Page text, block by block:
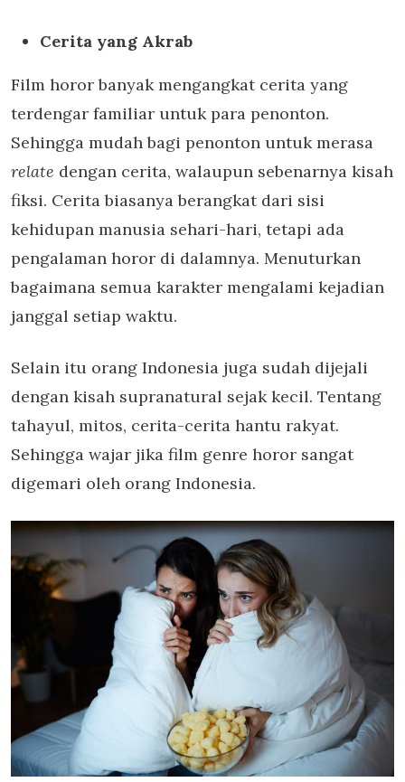
Cerita yang Akrab
Film horor banyak mengangkat cerita yang
terdengar familiar untuk para penonton.
Sehingga mudah bagi penonton untuk merasa
relate dengan cerita, walaupun sebenarnya kisah
fiksi. Cerita biasanya berangkat dari sisi
kehidupan manusia sehari-hari, tetapi ada
pengalaman horor di dalamnya. Menuturkan
bagaimana semua karakter mengalami kejadian
janggal setiap waktu.
Selain itu orang Indonesia juga sudah dijejali
dengan kisah supranatural sejak kecil. Tentang
tahayul, mitos, cerita-cerita hantu rakyat.
Sehingga wajar jika film genre horor sangat
digemari oleh orang Indonesia.